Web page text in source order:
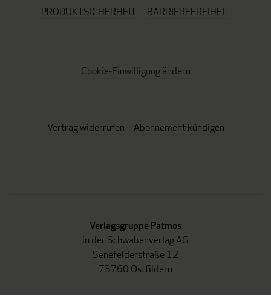
PRODUKTSICHERHEIT
BARRIEREFREIHEIT
Cookie-Einwilligung ändern
Vertrag widerrufen Abonnement kündigen
Verlagsgruppe Patmos
in der Schwabenverlag AG
Senefelderstraße 12
73760 Ostfildern